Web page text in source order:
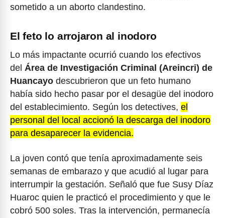
sometido a un aborto clandestino.
El feto lo arrojaron al inodoro
Lo más impactante ocurrió cuando los efectivos
del Área de Investigación Criminal (Areincri) de
Huancayo descubrieron que un feto humano
había sido hecho pasar por el desagüe del inodoro
del establecimiento. Según los detectives, el
personal del local accionó la descarga del inodoro
para desaparecer la evidencia.
La joven contó que tenía aproximadamente seis
semanas de embarazo y que acudió al lugar para
interrumpir la gestación. Señaló que fue Susy Díaz
Huaroc quien le practicó el procedimiento y que le
cobró 500 soles. Tras la intervención, permanecía